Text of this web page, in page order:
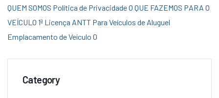
QUEM SOMOS Política de Privacidade O QUE FAZEMOS PARA O
VEÍCULO 1ª Licença ANTT Para Veículos de Aluguel
Emplacamento de Veículo 0
Category